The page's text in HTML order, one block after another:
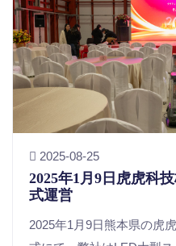
2025-08-25
2025年1月9日虎虎科
式運営
2025年1月9日熊本県の虎